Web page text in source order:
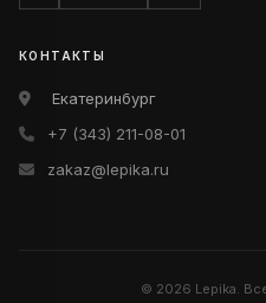
КОНТАКТЫ
Екатеринбург
+7 (343) 211-08-01
zakaz@lepika.ru
© 2026 Lepika.